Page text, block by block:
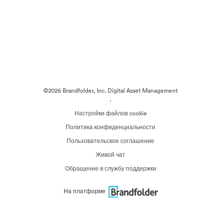
©2026 Brandfolder, Inc. Digital Asset Management
·
Настройки файлов cookie
Политика конфиденциальности
Пользовательское соглашение
Живой чат
Обращение в службу поддержки
На платформе